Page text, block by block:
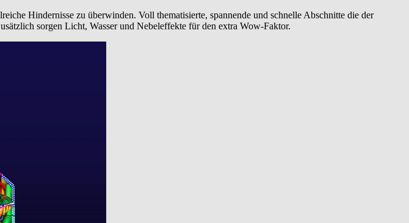
Hindernisse zu überwinden. Voll thematisierte, spannende und schnelle Abschnitte die der
sorgen Licht, Wasser und Nebeleffekte für den extra Wow-Faktor.